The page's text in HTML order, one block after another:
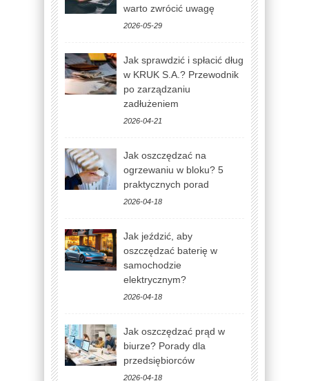
warto zwrócić uwagę
2026-05-29
Jak sprawdzić i spłacić dług
w KRUK S.A.? Przewodnik
po zarządzaniu
zadłużeniem
2026-04-21
Jak oszczędzać na
ogrzewaniu w bloku? 5
praktycznych porad
2026-04-18
Jak jeździć, aby
oszczędzać baterię w
samochodzie
elektrycznym?
2026-04-18
Jak oszczędzać prąd w
biurze? Porady dla
przedsiębiorców
2026-04-18